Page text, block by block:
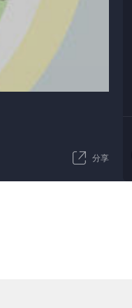
分享